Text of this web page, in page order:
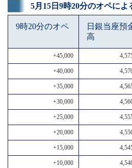
5月15日9時20分のオペに
9時20分のオペ
日銀当座預
高
+45,000
+40,000
+35,000
+30,000
+25,000
+20,000
+15,000
+10,000